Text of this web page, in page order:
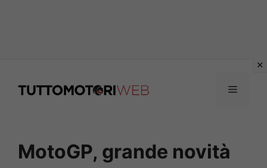
Menu
MotoGP, grande novità